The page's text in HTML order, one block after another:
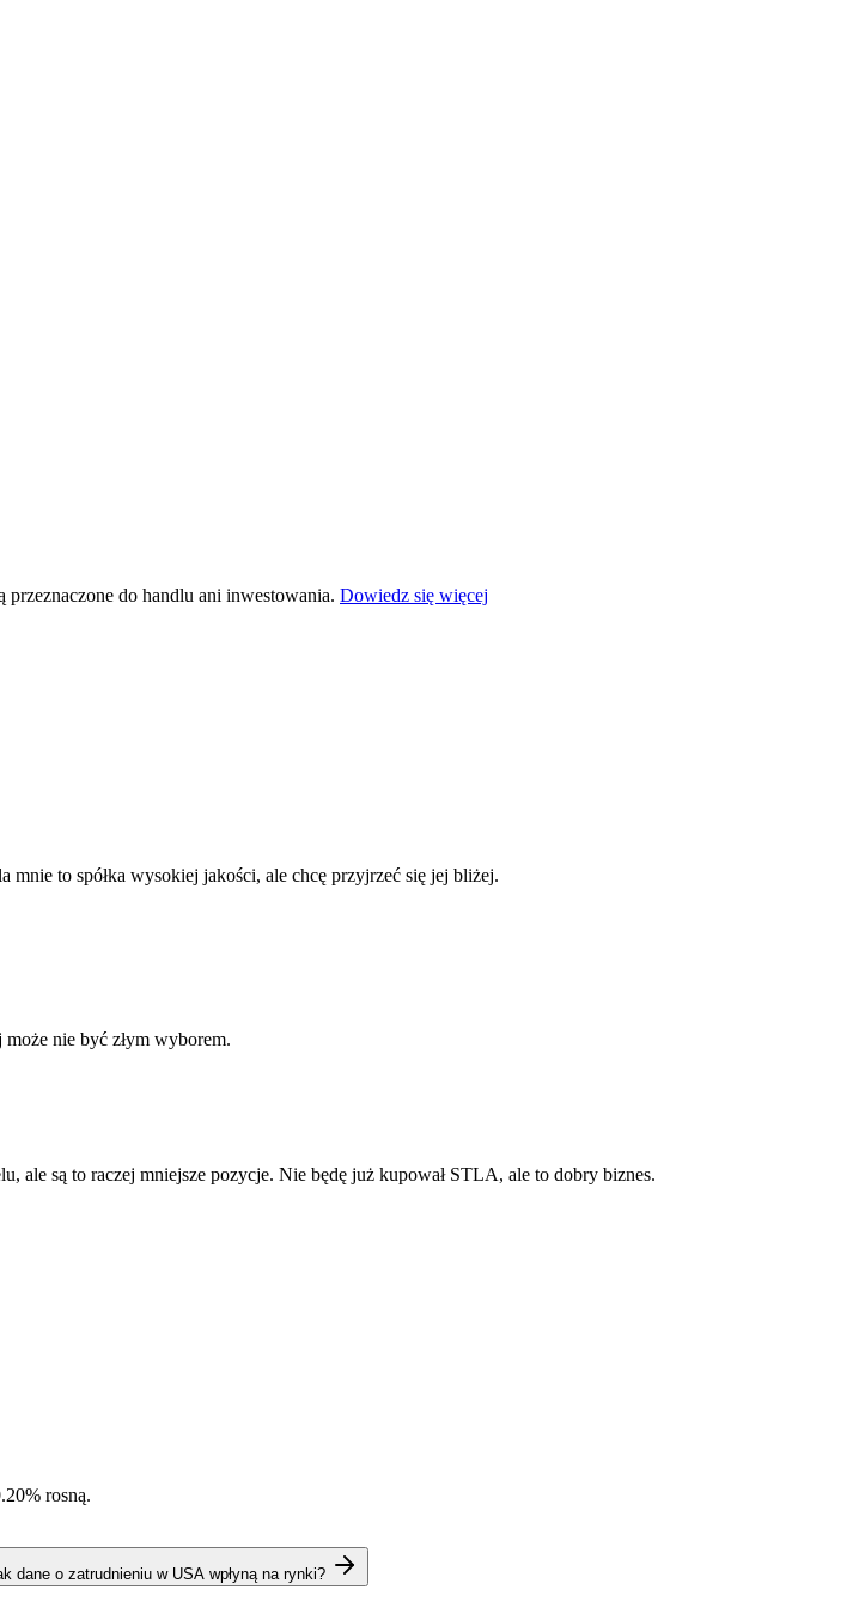
do handlu ani inwestowania. Dowiedz się więcej
to spółka wysokiej jakości, ale chcę przyjrzeć się jej bliżej.
nie być złym wyborem.
są to raczej mniejsze pozycje. Nie będę już kupował STLA, ale to dobry biznes.
rosną.
dane o zatrudnieniu w USA wpłyną na rynki?